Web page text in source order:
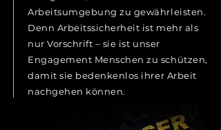
Arbeitsumgebung zu gewährleisten.
Denn Arbeitssicherheit ist mehr als
nur Vorschrift – sie ist unser
Engagement Menschen zu schützen,
damit sie bedenkenlos ihrer Arbeit
nachgehen können.